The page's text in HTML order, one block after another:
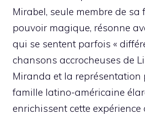
Mirabel, seule membre de sa
pouvoir magique, résonne
qui se sentent parfois «
chansons accrocheuses de
Miranda et la représentation
famille latino-américaine
enrichissent cette expérience